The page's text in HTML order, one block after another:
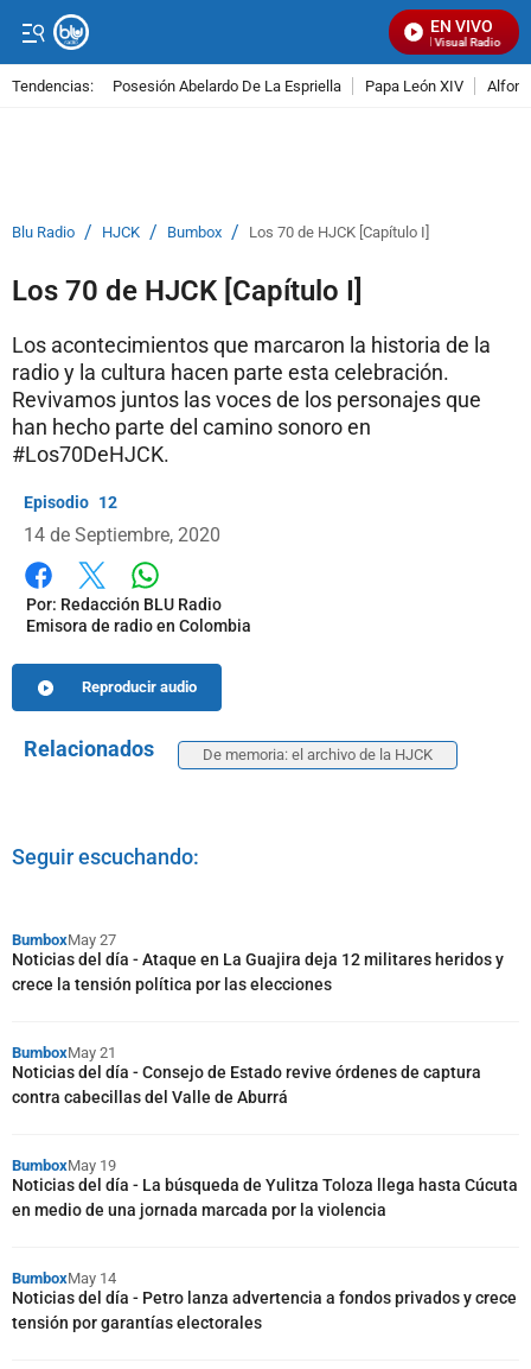
EN VIVO
Señal Visual Radio
Tendencias: Posesión Abelardo De La Espriella Papa León XIV
Blu Radio / HJCK / Bumbox / Los 70 de HJCK [Capítulo I]
Los 70 de HJCK [Capítulo I]
Los acontecimientos que marcaron la historia de la
radio y la cultura hacen parte esta celebración.
Revivamos juntos las voces de los personajes que
han hecho parte del camino sonoro en
#Los70DeHJCK.
12
14 de Septiembre, 2020
Facebook
X Whatsapp
Por: Redacción BLU Radio
Emisora de radio en Colombia
Reproducir audio
Relacionados De memoria: el archivo de la HJCK
Seguir escuchando:
BumboxMay 27
Noticias del día - Ataque en La Guajira deja 12 militares heridos y
crece la tensión política por las elecciones
BumboxMay 21
Noticias del día - Consejo de Estado revive órdenes de captura
contra cabecillas del Valle de Aburrá
BumboxMay 19
Noticias del día - La búsqueda de Yulitza Toloza llega hasta Cúcuta
en medio de una jornada marcada por la violencia
BumboxMay 14
Noticias del día - Petro lanza advertencia a fondos privados y crece
tensión por garantías electorales